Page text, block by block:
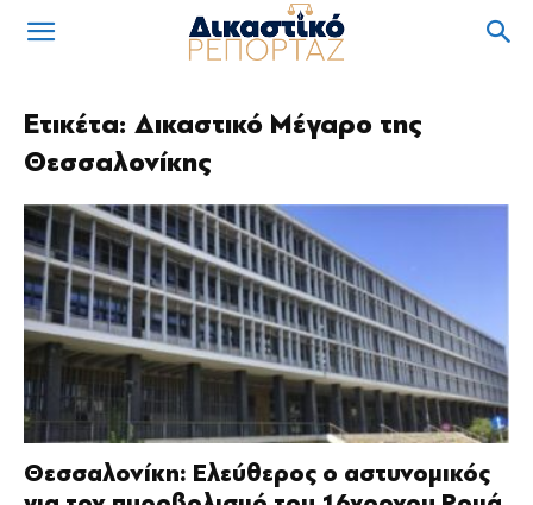
Ετικέτα: Δικαστικό Μέγαρο της
Θεσσαλονίκης
Θεσσαλονίκη: Ελεύθερος ο αστυνομικός